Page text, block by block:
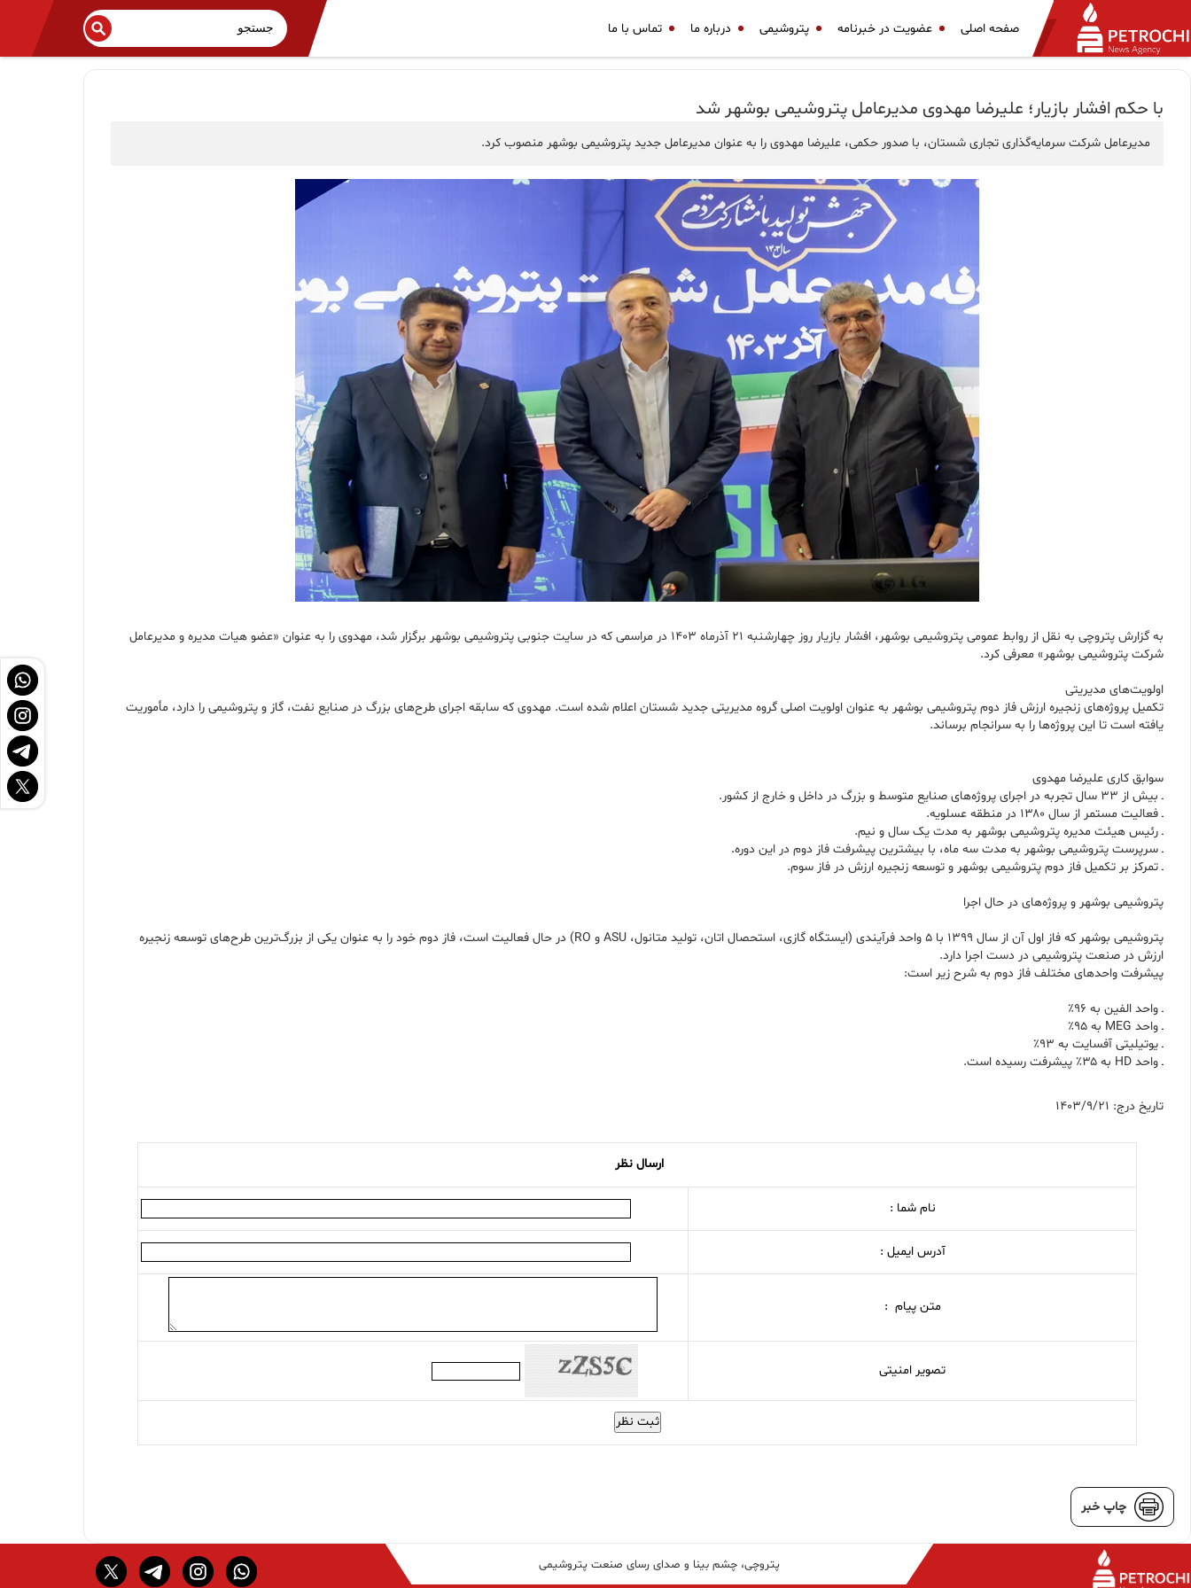
صفحه اصلی عضویت در خبرنامه پتروشیمی درباره ما تماس با ما
با حکم افشار بازیار؛ علیرضا مهدوی مدیرعامل پتروشیمی بوشهر شد
مدیرعامل شرکت سرمایه‌گذاری تجاری شستان، با صدور حکمی، علیرضا مهدوی را به عنوان مدیرعامل جدید پتروشیمی بوشهر منصوب کرد.
به گزارش پتروچی به نقل از روابط عمومی پتروشیمی بوشهر، افشار بازیار روز چهارشنبه ۲۱ آذرماه ۱۴۰۳ در مراسمی که در سایت جنوبی پتروشیمی بوشهر برگزار شد، مهدوی را به عنوان «عضو هیات مدیره و مدیرعامل
شرکت پتروشیمی بوشهر» معرفی کرد.
اولویت‌های مدیریتی
تکمیل پروژه‌های زنجیره ارزش فاز دوم پتروشیمی بوشهر به عنوان اولویت اصلی گروه مدیریتی جدید شستان اعلام شده است. مهدوی که سابقه اجرای طرح‌های بزرگ در صنایع نفت، گاز و پتروشیمی را دارد، مأموریت
یافته است تا این پروژه‌ها را به سرانجام برساند.
سوابق کاری علیرضا مهدوی
ـ بیش از ۳۳ سال تجربه در اجرای پروژه‌های صنایع متوسط و بزرگ در داخل و خارج از کشور.
ـ فعالیت مستمر از سال ۱۳۸۰ در منطقه عسلویه.
ـ رئیس هیئت مدیره پتروشیمی بوشهر به مدت یک سال و نیم.
ـ سرپرست پتروشیمی بوشهر به مدت سه ماه، با بیشترین پیشرفت فاز دوم در این دوره.
ـ تمرکز بر تکمیل فاز دوم پتروشیمی بوشهر و توسعه زنجیره ارزش در فاز سوم.
پتروشیمی بوشهر و پروژه‌های در حال اجرا
پتروشیمی بوشهر که فاز اول آن از سال ۱۳۹۹ با ۵ واحد فرآیندی (ایستگاه گازی، استحصال اتان، تولید متانول، ASU و RO) در حال فعالیت است، فاز دوم خود را به عنوان یکی از بزرگ‌ترین طرح‌های توسعه زنجیره
ارزش در صنعت پتروشیمی در دست اجرا دارد.
پیشرفت واحدهای مختلف فاز دوم به شرح زیر است:
ـ واحد الفین به ۹۶٪
ـ واحد MEG به ۹۵٪
ـ یوتیلیتی آفسایت به ۹۳٪
ـ واحد HD به ۳۵٪ پیشرفت رسیده است.
تاریخ درج: 1403/9/21
ارسال نظر
نام شما :
آدرس ایمیل :
متن پیام :
تصویر امنیتی
ثبت نظر
چاپ خبر
پتروچی، چشم بینا و صدای رسای صنعت پتروشیمی